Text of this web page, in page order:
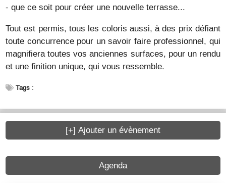
- que ce soit pour créer une nouvelle terrasse...
Tout est permis, tous les coloris aussi, à des prix défiant
toute concurrence pour un savoir faire professionnel, qui
magnifiera toutes vos anciennes surfaces, pour un rendu
et une finition unique, qui vous ressemble.
Tags :
Agenda
[+] Ajouter un évènement